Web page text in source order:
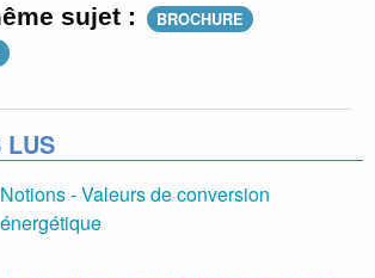
sujet :
BROCHURE
LUS
Notions - Valeurs de conversion
énergétique